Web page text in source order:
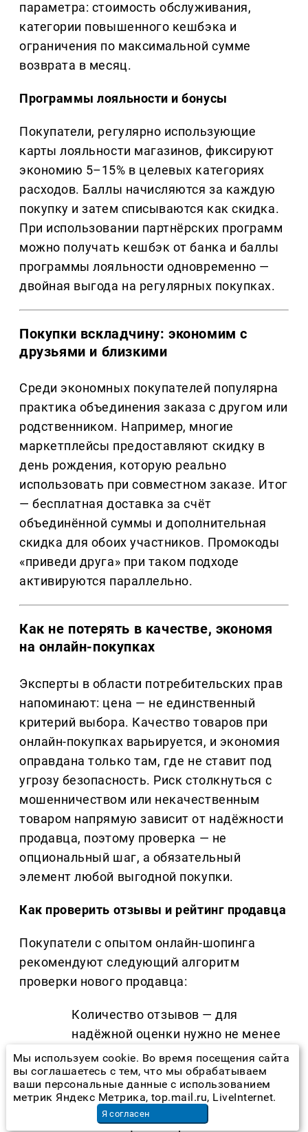
параметра: стоимость обслуживания,
категории повышенного кешбэка и
ограничения по максимальной сумме
возврата в месяц.
Программы лояльности и бонусы
Покупатели, регулярно использующие
карты лояльности магазинов, фиксируют
экономию 5–15% в целевых категориях
расходов. Баллы начисляются за каждую
покупку и затем списываются как скидка.
При использовании партнёрских программ
можно получать кешбэк от банка и баллы
программы лояльности одновременно —
двойная выгода на регулярных покупках.
Покупки вскладчину: экономим с
друзьями и близкими
Среди экономных покупателей популярна
практика объединения заказа с другом или
родственником. Например, многие
маркетплейсы предоставляют скидку в
день рождения, которую реально
использовать при совместном заказе. Итог
— бесплатная доставка за счёт
объединённой суммы и дополнительная
скидка для обоих участников. Промокоды
«приведи друга» при таком подходе
активируются параллельно.
Как не потерять в качестве, экономя
на онлайн-покупках
Эксперты в области потребительских прав
напоминают: цена — не единственный
критерий выбора. Качество товаров при
онлайн-покупках варьируется, и экономия
оправдана только там, где не ставит под
угрозу безопасность. Риск столкнуться с
мошенничеством или некачественным
товаром напрямую зависит от надёжности
продавца, поэтому проверка — не
опциональный шаг, а обязательный
элемент любой выгодной покупки.
Как проверить отзывы и рейтинг продавца
Покупатели с опытом онлайн-шопинга
рекомендуют следующий алгоритм
проверки нового продавца:
Количество отзывов — для
надёжной оценки нужно не менее
30–50 отзывов; при меньшем
числе выборка
нерепрезентативна.
Наличие фото от реальных
Мы используем cookie. Во время посещения сайта
вы соглашаетесь с тем, что мы обрабатываем
ваши персональные данные с использованием
метрик Яндекс Метрика, top.mail.ru, LiveInternet.
Я согласен